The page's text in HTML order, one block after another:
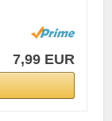
7,99 EUR